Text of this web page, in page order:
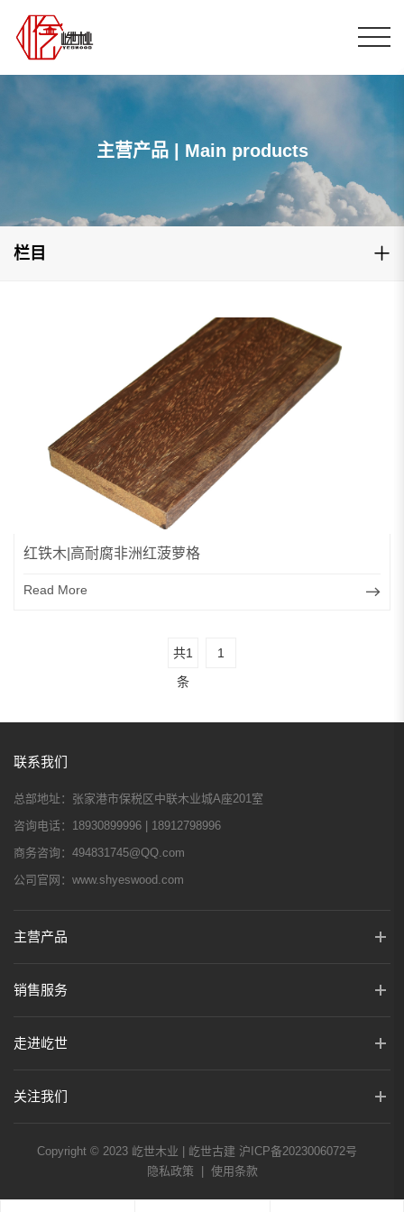
主营产品 | Main products
栏目
红铁木|高耐腐非洲红菠萝格
Read More
共1
条
1
联系我们
总部地址： 张家港市保税区中联木业城A座201室
咨询电话： 18930899996 | 18912798996
商务咨询： 494831745@QQ.com
公司官网： www.shyeswood.com
主营产品
销售服务
走进屹世
关注我们
Copyright © 2023 屹世木业 | 屹世古建 沪ICP备2023006072号
隐私政策 | 使用条款